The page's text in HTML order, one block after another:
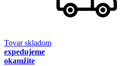
Tovar skladom
expedujeme
okamžite